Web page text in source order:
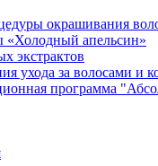
окрашивания
«Холодный апельсин»
экстрактов
ухода за волосами и
программа